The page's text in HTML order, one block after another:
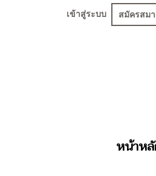
เข้าสู่ระบบ สมัครสม
หน้าห